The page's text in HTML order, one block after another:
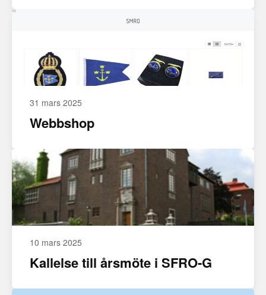
31 mars 2025
Webbshop
10 mars 2025
Kallelse till årsmöte i SFRO-G